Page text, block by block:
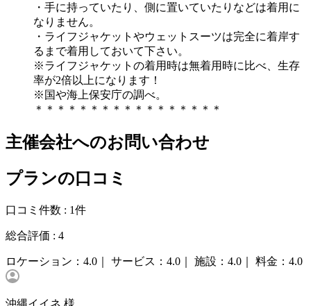
・手に持っていたり、側に置いていたりなどは着用に
なりません。
・ライフジャケットやウェットスーツは完全に着岸す
るまで着用しておいて下さい。
※ライフジャケットの着用時は無着用時に比べ、生存
率が2倍以上になります！
※国や海上保安庁の調べ。
＊＊＊＊＊＊＊＊＊＊＊＊＊＊＊＊＊
主催会社へのお問い合わせ
プランの口コミ
口コミ件数 : 1件
総合評価 : 4
ロケーション： 4.0｜ サービス： 4.0｜ 施設： 4.0｜ 料金： 4.0
沖縄イイネ 様